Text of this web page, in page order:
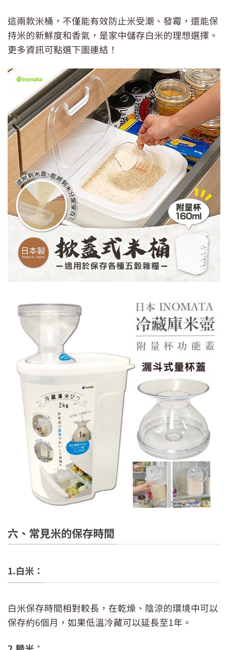
這兩款米桶，不僅能有效防止米受潮、發霉，還能保
持米的新鮮度和香氣，是家中儲存白米的理想選擇。
更多資訊可點選下圖連結！
六、常見米的保存時間
1.白米：
白米保存時間相對較長，在乾燥、陰涼的環境中可以
保存約6個月，如果低溫冷藏可以延長至1年。